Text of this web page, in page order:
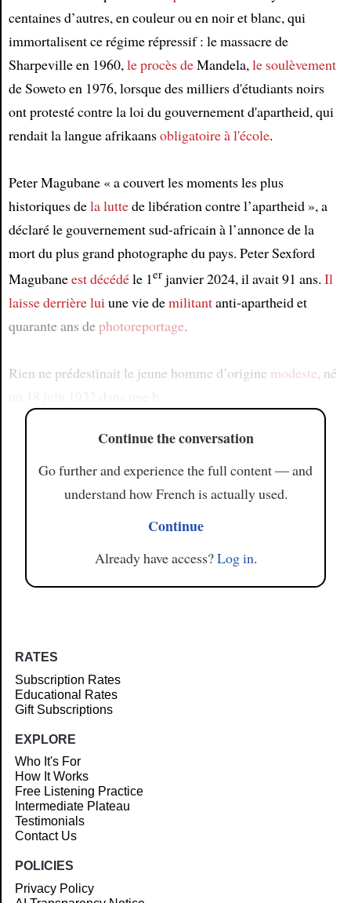
Article
centaines d’autres, en couleur ou en noir et blanc, qui
immortalisent ce régime répressif : le massacre de
Sharpeville en 1960,le procès deMandela,le soulèvement
de Soweto en 1976, lorsque des milliers d'étudiants noirs
ont protesté contre la loi du gouvernement d'apartheid, qui
rendait la langue afrikaansobligatoire à l'école.
Peter Magubane « a couvert les moments les plus
historiques dela luttede libération contre l’apartheid », a
déclaré le gouvernement sud-africain à l’annonce de la
mort du plus grand photographe du pays. Peter Sexford
Magubaneest décédéle 1erjanvier 2024, il avait 91 ans. Il
laisse derrière luiune vie demilitantanti-apartheid et
quarante ans dephotoreportage.
Rien ne prédestinait le jeune homme d’origine modeste, né
Continue the conversation
Go further and experience the full content — and
understand how French is actually used.
Continue
Already have access?Log in.
RATES
Subscription Rates
Educational Rates
Gift Subscriptions
EXPLORE
Who It's For
How It Works
Free Listening Practice
Intermediate Plateau
Testimonials
Contact Us
POLICIES
Privacy Policy